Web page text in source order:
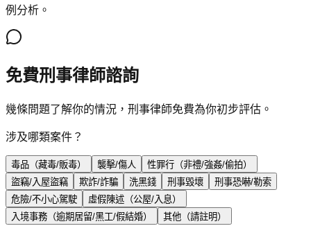
例分析。
免費刑事律師諮詢
幾條問題了解你的情況，刑事律師免費為你初步評估。
涉及哪類案件？
毒品（藏毒/販毒） 襲擊/傷人
性罪行（非禮/強姦/偷拍）
盜竊/入屋盜竊
欺詐/詐騙 洗黑錢 刑事毀壞
刑事恐嚇/勒索
危險/不小心駕駛
虛假陳述（公屋/入息）
入境事務（逾期居留/黑工/假結婚）
其他（請註明）